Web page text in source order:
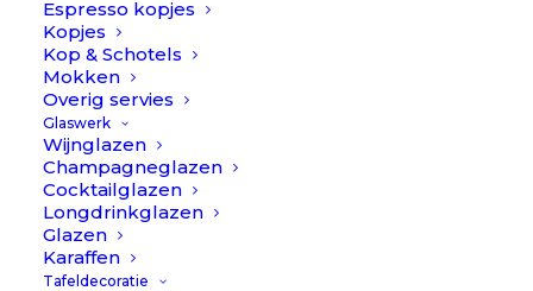
Espresso kopjes
Kopjes
Kop & Schotels
Mokken
Overig servies
Glaswerk
Wijnglazen
Champagneglazen
Cocktailglazen
Longdrinkglazen
Glazen
Karaffen
Tafeldecoratie
– 12x tafelmes
– 12x tafelvork
– 12x tafellepel
– 12x dessertmes
– 12x dessertvork
– 12x koffie- theelepel
– 1x soeplepel
– 1x serveerlepel
– 1x serveervork/vleesvork